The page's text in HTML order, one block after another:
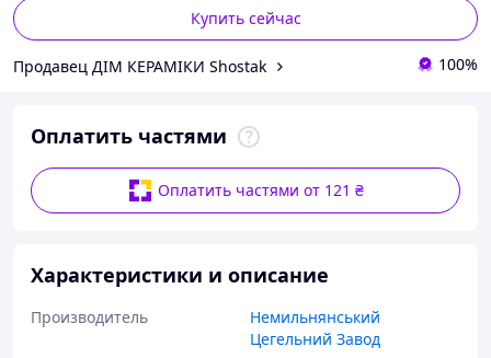
Купить сейчас
Продавец ДІМ КЕРАМІКИ Shostak 100%
Оплатить частями
Оплатить частями от 121 ₴
Характеристики и описание
Производитель
Немильнянський
Цегельний Завод